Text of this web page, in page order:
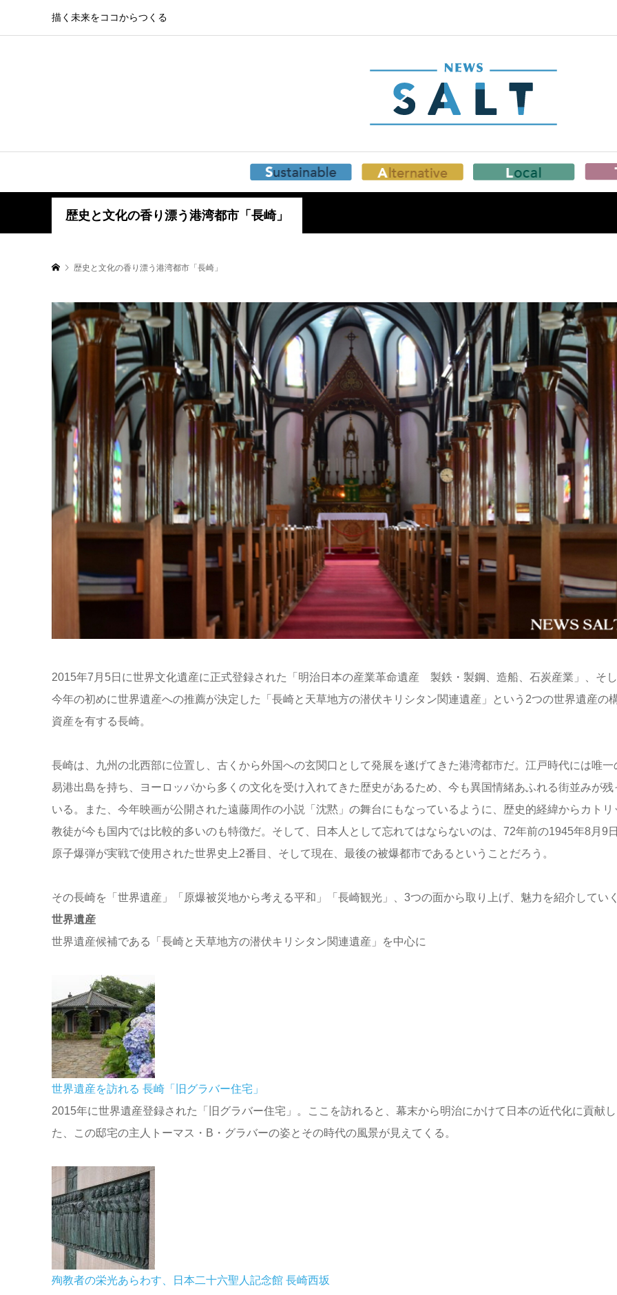
描く未来をココからつくる
歴史と文化の香り漂う港湾都市「長崎」
歴史と文化の香り漂う港湾都市「長崎」
2015年7月5日に世界文化遺産に正式登録された「明治日本の産業革命遺産 製鉄・製鋼、造船、石炭産業」、そ
今年の初めに世界遺産への推薦が決定した「長崎と天草地方の潜伏キリシタン関連遺産」という2つの世界遺産の
資産を有する長崎。
長崎は、九州の北西部に位置し、古くから外国への玄関口として発展を遂げてきた港湾都市だ。江戸時代には唯一
易港出島を持ち、ヨーロッパから多くの文化を受け入れてきた歴史があるため、今も異国情緒あふれる街並みが残
いる。また、今年映画が公開された遠藤周作の小説「沈黙」の舞台にもなっているように、歴史的経緯からカトリ
教徒が今も国内では比較的多いのも特徴だ。そして、日本人として忘れてはならないのは、72年前の1945年8月9
原子爆弾が実戦で使用された世界史上2番目、そして現在、最後の被爆都市であるということだろう。
その長崎を「世界遺産」「原爆被災地から考える平和」「長崎観光」、3つの面から取り上げ、魅力を紹介してい
世界遺産
世界遺産候補である「長崎と天草地方の潜伏キリシタン関連遺産」を中心に
世界遺産を訪れる 長崎「旧グラバー住宅」
2015年に世界遺産登録された「旧グラバー住宅」。ここを訪れると、幕末から明治にかけて日本の近代化に貢献し
た、この邸宅の主人トーマス・B・グラバーの姿とその時代の風景が見えてくる。
殉教者の栄光あらわす、日本二十六聖人記念館 長崎西坂